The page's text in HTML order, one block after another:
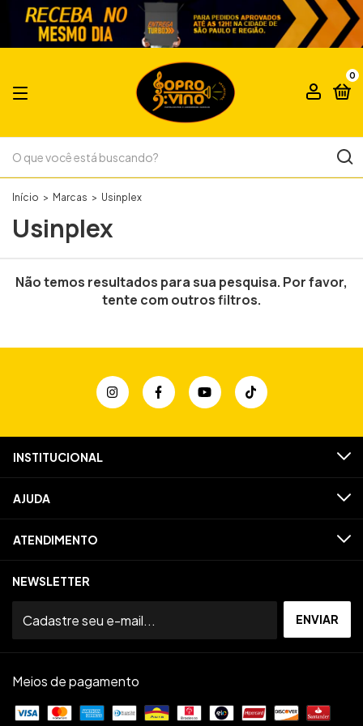
0
Início > Marcas > Usinplex
Usinplex
Não temos resultados para sua pesquisa. Por favor,
tente com outros filtros.
INSTITUCIONAL
AJUDA
ATENDIMENTO
NEWSLETTER
Meios de pagamento